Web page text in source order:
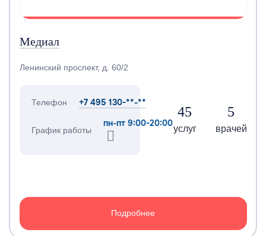
Медиал
Ленинский проспект, д. 60/2
Телефон +7 495 130-**-**
График работы
пн-пт 9:00-20:00
45
услуг
5
врачей
Подробнее